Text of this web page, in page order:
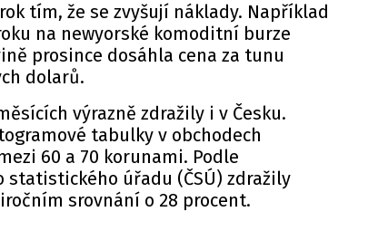
tím, že se zvyšují náklady. Například
na newyorské komoditní burze
prosince dosáhla cena za tunu
dolarů.
výrazně zdražily i v Česku.
tabulky v obchodech
60 a 70 korunami. Podle
statistického úřadu (ČSÚ) zdražily
srovnání o 28 procent.